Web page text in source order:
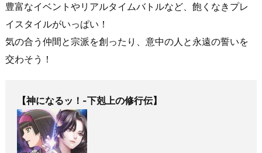
豊富なイベントやリアルタイムバトルなど、飽くなきプレ
イスタイルがいっぱい！
気の合う仲間と宗派を創ったり、意中の人と永遠の誓いを
交わそう！
【神になるッ！-下剋上の修行伝】